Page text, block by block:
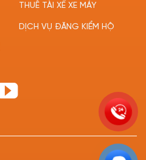
THUÊ TÀI XẾ XE MÁY
DỊCH VỤ ĐĂNG KIỂM HỘ